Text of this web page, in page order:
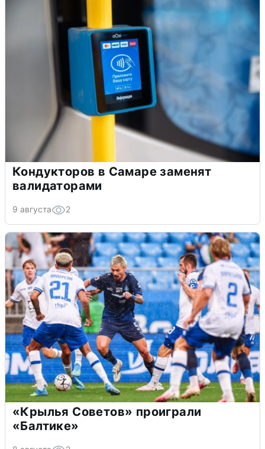
Кондукторов в Самаре заменят
валидаторами
9 августа 2
«Крылья Советов» проиграли
«Балтике»